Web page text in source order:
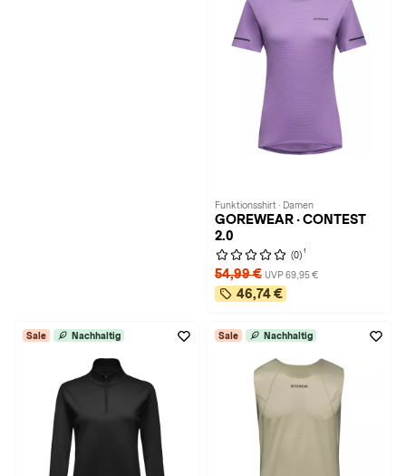
Funktionsshirt · Damen
GOREWEAR · CONTEST
2.0
(0) 1
54,99 € UVP 69,95 €
46,74 €
Sale Nachhaltig Sale Nachhaltig